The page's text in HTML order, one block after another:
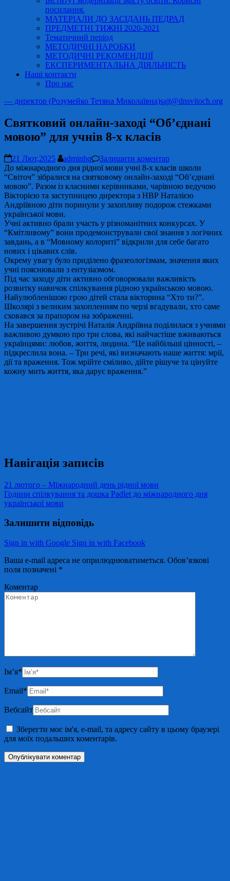
посилання.
МАТЕРІАЛИ ДО ЗАСІДАНЬ ПЕДРАД
ПРЕДМЕТНІ ТИЖНІ 2020-2021
Тематичний період
МЕТОДИЧНІ НАРОБКИ
МЕТОДИЧНІ РЕКОМЕНДЦІЇ
ЕКСПЕРИМЕНТАЛЬНА ДІЯЛЬНІСТЬ
Наші контакти
Про нас
— директор (Розумейко Тетяна Миколаївна)sajt@dnsvitoch.org
Святковий онлайн-заході “Об’єднані
мовою” для учнів 8-х класів
21 Лют,2025 adminhq
Залишити коментар
До міжнародного дня рідної мови учні 8-х класів школи
“Світоч” зібралися на святковому онлайн-заході “Об’єднані
мовою”. Разом із класними керівниками, чарівною ведучою
Вікторією та заступницею директора з НВР Наталією
Андріївною діти поринули у захопливу подорож стежками
української мови.
Учні активно брали участь у різноманітних конкурсах. У
“Кмітливому” вони продемонстрували свої знання з логічних
завдань, а в “Мовному колориті” відкрили для себе багато
нових і цікавих слів.
Окрему увагу було приділено фразеологізмам, значення яких
учні пояснювали з ентузіазмом.
Під час заходу діти активно обговорювали важливість
розвитку навичок спілкування рідною українською мовою.
Найулюбленішою грою дітей стала вікторина “Хто ти?”.
Школярі з великим захопленням по черзі вгадували, хто саме
сховався за прапором на зображенні.
На завершення зустрічі Наталія Андріївна поділилася з учнями
важливою думкою про три слова, які найчастіше вживаються
українцями: любов, життя, людина. “Це найбільші цінності, –
підкреслила вона. – Три речі, які визначають наше життя: мрії,
дії та враження. Тож мрійте сміливо, дійте рішуче та цінуйте
кожну мить життя, яка дарує враження.”
Навігація записів
21 лютого – Міжнародний день рідної мови
Години спілкування та дошка Padlet до міжнародного дня
української мови
Залишити відповідь
Sign in with Google Sign in with Facebook
Ваша e-mail адреса не оприлюднюватиметься. Обов’язкові
поля позначені *
Коментар
Ім’я*
Email*
Вебсайт
Зберегти моє ім'я, e-mail, та адресу сайту в цьому браузері
для моїх подальших коментарів.